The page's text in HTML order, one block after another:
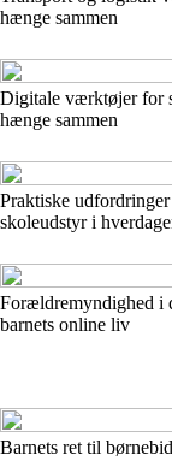
hænge sammen
Digitale værktøjer for
hænge sammen
Praktiske
skoleudstyr i
Forældremyndighed i
barnets online liv
Barnets ret til